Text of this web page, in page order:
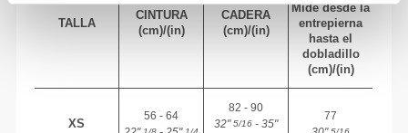
TALLA
CINTURA
(cm)/(in)
CADERA
(cm)/(in)
Mide desde la
entrepierna
hasta el
dobladillo
(cm)/(in)
XS
56 - 64
82 - 90
32"5/16 - 35"
77